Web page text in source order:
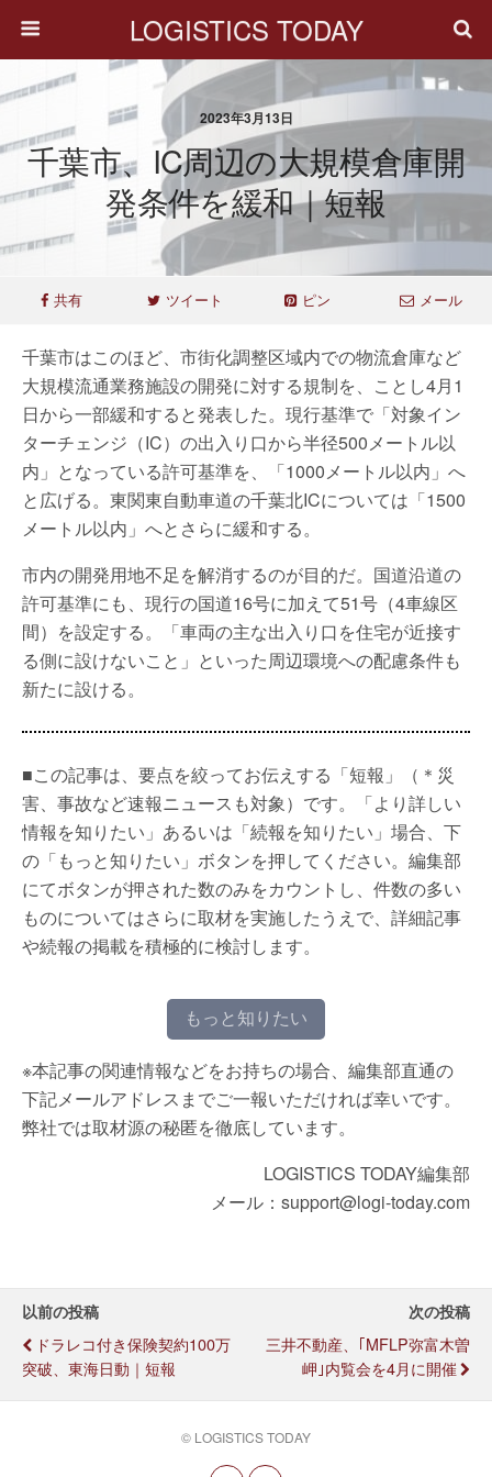
LOGISTICS TODAY
2023年3月13日
千葉市、IC周辺の大規模倉庫開
発条件を緩和｜短報
共有 ツイート ピン メール
千葉市はこのほど、市街化調整区域内での物流倉庫など
大規模流通業務施設の開発に対する規制を、ことし4月1
日から一部緩和すると発表した。現行基準で「対象イン
ターチェンジ（IC）の出入り口から半径500メートル以
内」となっている許可基準を、「1000メートル以内」へ
と広げる。東関東自動車道の千葉北ICについては「1500
メートル以内」へとさらに緩和する。
市内の開発用地不足を解消するのが目的だ。国道沿道の
許可基準にも、現行の国道16号に加えて51号（4車線区
間）を設定する。「車両の主な出入り口を住宅が近接す
る側に設けないこと」といった周辺環境への配慮条件も
新たに設ける。
■この記事は、要点を絞ってお伝えする「短報」（＊災
害、事故など速報ニュースも対象）です。「より詳しい
情報を知りたい」あるいは「続報を知りたい」場合、下
の「もっと知りたい」ボタンを押してください。編集部
にてボタンが押された数のみをカウントし、件数の多い
ものについてはさらに取材を実施したうえで、詳細記事
や続報の掲載を積極的に検討します。
もっと知りたい
※本記事の関連情報などをお持ちの場合、編集部直通の
下記メールアドレスまでご一報いただければ幸いです。
弊社では取材源の秘匿を徹底しています。
LOGISTICS TODAY編集部
メール：support@logi-today.com
以前の投稿
ドラレコ付き保険契約100万
突破、東海日動｜短報
次の投稿
三井不動産、｢MFLP弥富木曽
岬｣内覧会を4月に開催
© LOGISTICS TODAY